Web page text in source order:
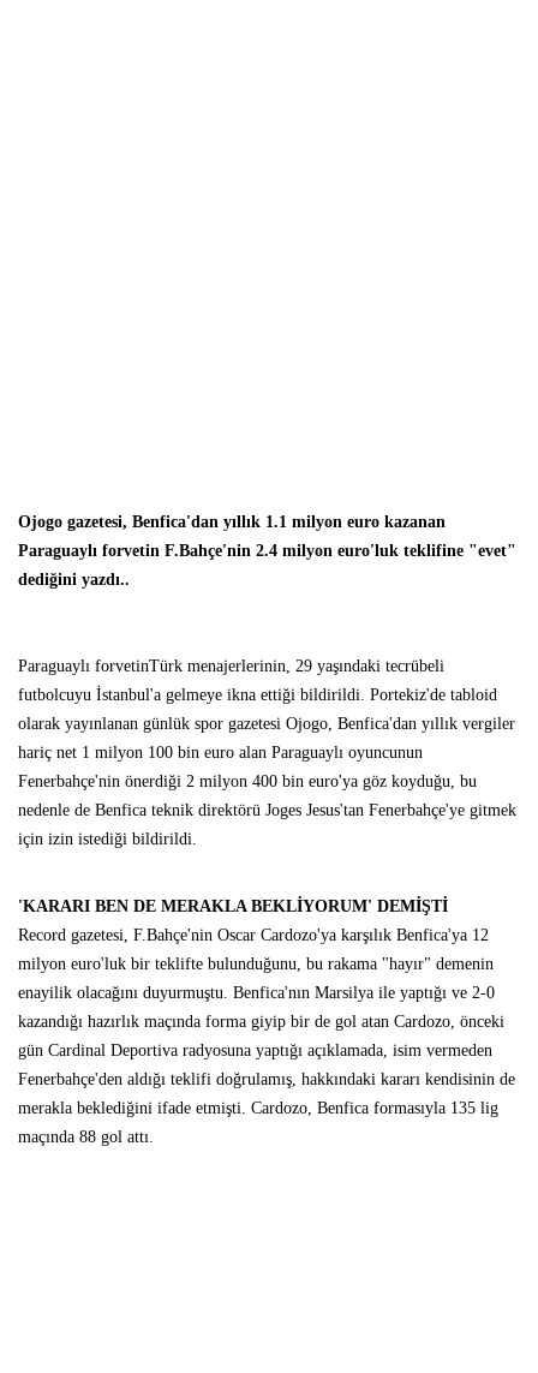
Ojogo gazetesi, Benfica'dan yıllık 1.1 milyon euro kazanan
Paraguaylı forvetin F.Bahçe'nin 2.4 milyon euro'luk teklifine "evet"
dediğini yazdı..
Paraguaylı forvetinTürk menajerlerinin, 29 yaşındaki tecrübeli
futbolcuyu İstanbul'a gelmeye ikna ettiği bildirildi. Portekiz'de tabloid
olarak yayınlanan günlük spor gazetesi Ojogo, Benfica'dan yıllık vergiler
hariç net 1 milyon 100 bin euro alan Paraguaylı oyuncunun
Fenerbahçe'nin önerdiği 2 milyon 400 bin euro'ya göz koyduğu, bu
nedenle de Benfica teknik direktörü Joges Jesus'tan Fenerbahçe'ye gitmek
için izin istediği bildirildi.
'KARARI BEN DE MERAKLA BEKLİYORUM' DEMİŞTİ
Record gazetesi, F.Bahçe'nin Oscar Cardozo'ya karşılık Benfica'ya 12
milyon euro'luk bir teklifte bulunduğunu, bu rakama "hayır" demenin
enayilik olacağını duyurmuştu. Benfica'nın Marsilya ile yaptığı ve 2-0
kazandığı hazırlık maçında forma giyip bir de gol atan Cardozo, önceki
gün Cardinal Deportiva radyosuna yaptığı açıklamada, isim vermeden
Fenerbahçe'den aldığı teklifi doğrulamış, hakkındaki kararı kendisinin de
merakla beklediğini ifade etmişti. Cardozo, Benfica formasıyla 135 lig
maçında 88 gol attı.